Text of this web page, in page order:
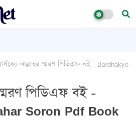
আল্লাহর স্মরণ পিডিএফ বই - Bardhakye
স্মরণ পিডিএফ বই -
Soron Pdf Book